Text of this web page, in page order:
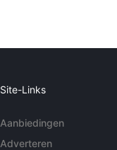
Site-Links
Aanbiedingen
Adverteren